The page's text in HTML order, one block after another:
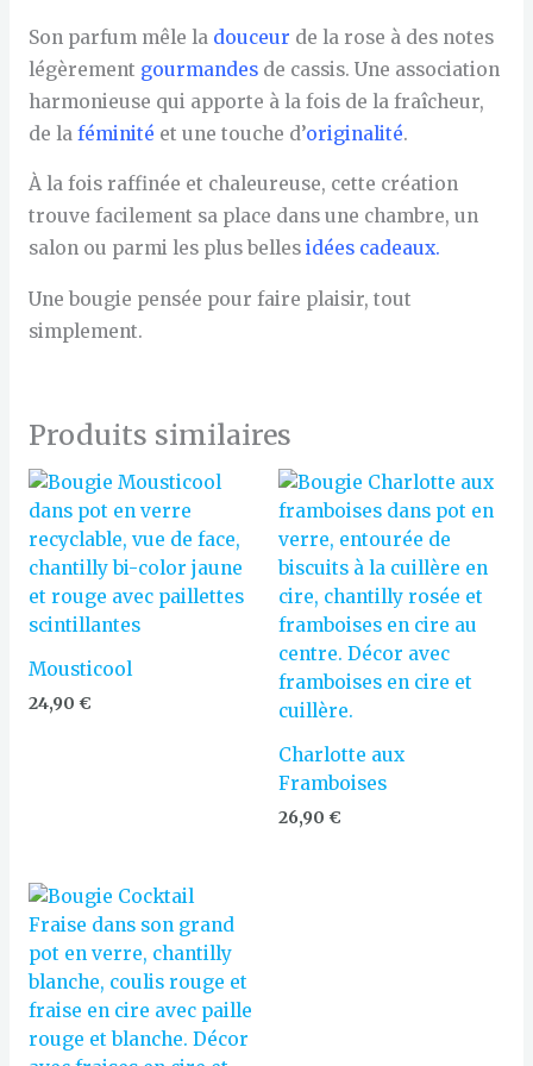
Son parfum mêle la douceur de la rose à des notes
légèrement gourmandesde cassis. Une association
harmonieuse qui apporte à la fois de la fraîcheur,
de la féminité et une touche d’originalité.
À la fois raffinée et chaleureuse, cette création
trouve facilement sa place dans une chambre, un
salon ou parmi les plus belles idées cadeaux.
Une bougie pensée pour faire plaisir, tout
simplement.
Produits similaires
Mousticool
24,90 €
Charlotte aux
Framboises
26,90 €